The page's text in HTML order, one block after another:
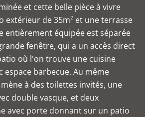
et cette belle pièce à vivre
extérieur de 35m² et une terrasse
entièrement équipée est séparée
fenêtre, qui a un accès direct
où l'on trouve une cuisine
espace barbecue. Au même
à des toilettes invités, une
double vasque, et deux
avec porte donnant sur un patio